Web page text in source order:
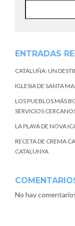
ENTRADAS
CATALUÑA: UN
IGLESIA DE SANTA
LOS PUEBLOS MÁS
SERVICIOS
LA PLAYA DE NOVA
RECETA DE CREMA
CATALUNYA
No hay